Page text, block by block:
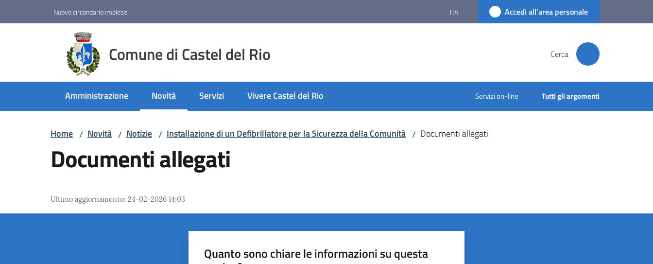
Nuovo circondario imolese ITA Accedi all'area personale
Comune di Castel del Rio Cerca
Amministrazione Novità
Menu selezionato
Servizi Vivere Castel del Rio Servizi on-line Tutti gli argomenti
Home / Novità / Notizie / Installazione di un Defibrillatore per la Sicurezza della Comunità / Documenti allegati
Documenti allegati
Ultimo aggiornamento: 24-02-2026 14:03
Quanto sono chiare le informazioni su questa